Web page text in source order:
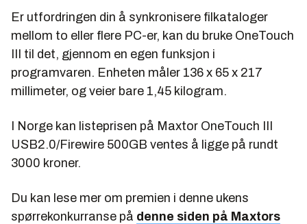
Er utfordringen din å synkronisere filkataloger
mellom to eller flere PC-er, kan du bruke OneTouch
III til det, gjennom en egen funksjon i
programvaren. Enheten måler 136 x 65 x 217
millimeter, og veier bare 1,45 kilogram.
I Norge kan listeprisen på Maxtor OneTouch III
USB2.0/Firewire 500GB ventes å ligge på rundt
3000 kroner.
Du kan lese mer om premien i denne ukens
spørrekonkurranse på denne siden på Maxtors